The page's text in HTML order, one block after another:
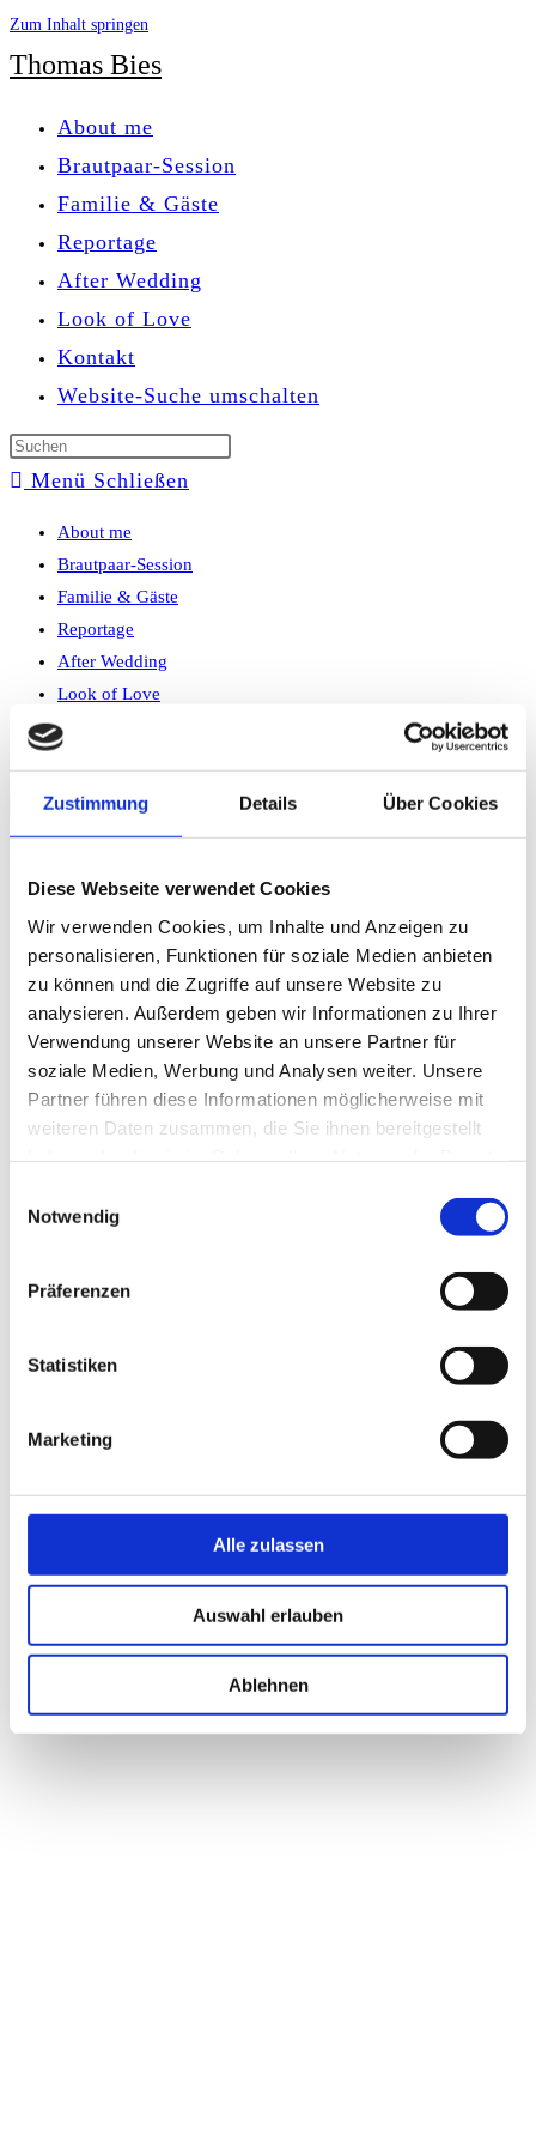
Zustimmung Details Über Cookies
Diese Webseite verwendet Cookies
Wir verwenden Cookies, um Inhalte und Anzeigen zu
personalisieren, Funktionen für soziale Medien anbieten
zu können und die Zugriffe auf unsere Website zu
analysieren. Außerdem geben wir Informationen zu Ihrer
Verwendung unserer Website an unsere Partner für
soziale Medien, Werbung und Analysen weiter. Unsere
Partner führen diese Informationen möglicherweise mit
weiteren Daten zusammen, die Sie ihnen bereitgestellt
Notwendig
Präferenzen
Statistiken
Marketing
Alle zulassen
Auswahl erlauben
Ablehnen
Zum Inhalt springen
Thomas Bies
About me
Brautpaar-Session
Familie & Gäste
Reportage
After Wedding
Look of Love
Kontakt
Website-Suche umschalten
Menü Schließen
About me
Brautpaar-Session
Familie & Gäste
Reportage
After Wedding
Look of Love
Kontakt
Familie & Gäste
Startseite >
Familie & Gäste